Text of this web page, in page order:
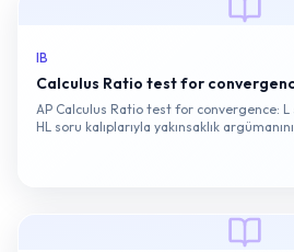
IB
Calculus Ratio test for
AP Calculus Ratio test for convergence: L
HL soru kalıplarıyla yakınsaklık